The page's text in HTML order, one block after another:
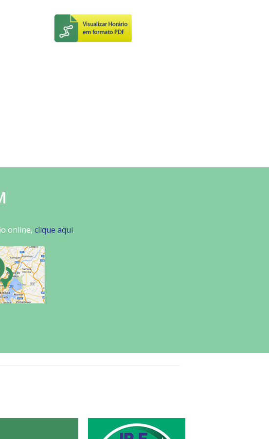
online, clique aqui.